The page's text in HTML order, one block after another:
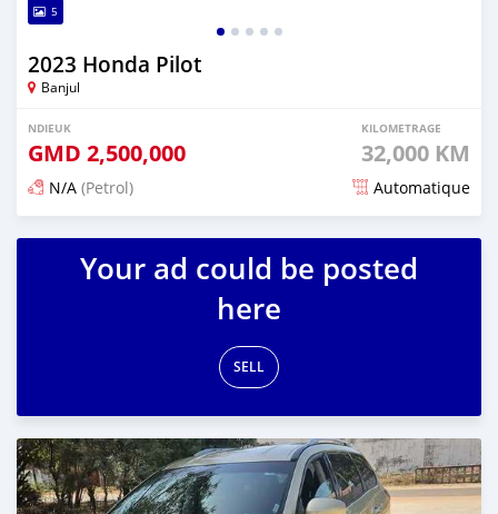
5
2023 Honda Pilot
Banjul
NDIEUK
GMD 2,500,000
KILOMETRAGE
32,000 KM
N/A (Petrol) Automatique
Dougal na niou ko depuis 25 days
Your ad could be posted
here
SELL